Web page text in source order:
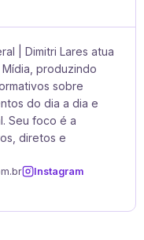
| Dimitri Lares atua
produzindo
sobre
do dia a dia e
Seu foco é a
diretos e
Instagram